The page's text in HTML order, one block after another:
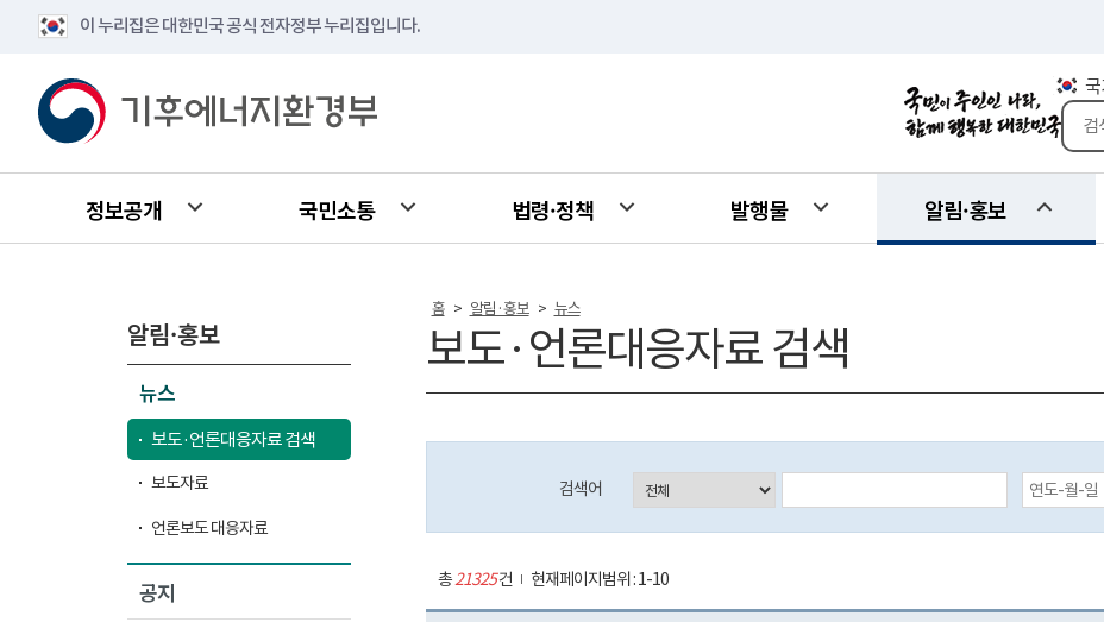
이 누리집은 대한민국 공식 전자정부 누리집입니다.
국
정보공개 국민소통 법령·정책 발행물 알림·홍보
알림·홍보
뉴스
보도·언론대응자료 검색
보도자료
언론보도 대응자료
공지
홈 > 알림·홍보 > 뉴스
보도·언론대응자료 검색
검색어
등록일자 검색 시작일 (입력예시:2017-01-01)
총21325건 현재페이지범위 : 1-10